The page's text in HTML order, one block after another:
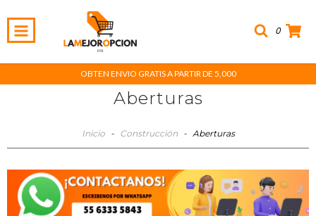
0
OBTEN ENVIO GRATIS A PARTIR DE 5,000
Aberturas
Inicio - Construcción - Aberturas